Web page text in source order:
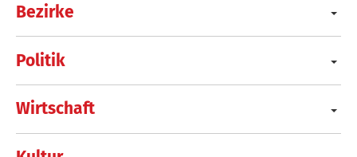
Bezirke
Politik
Wirtschaft